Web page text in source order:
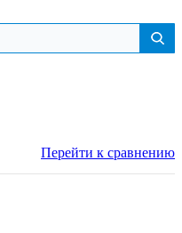
Перейти к сравнению